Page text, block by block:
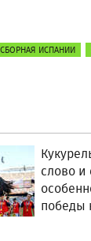
СБОРНАЯ ИСПАНИИ
слово и
победы